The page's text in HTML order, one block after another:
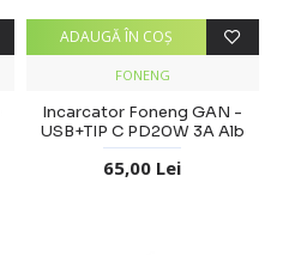
FONENG
Incarcator Foneng GAN -
USB+TIP C PD20W 3A Alb
65,00 Lei
ADAUGĂ ÎN COŞ